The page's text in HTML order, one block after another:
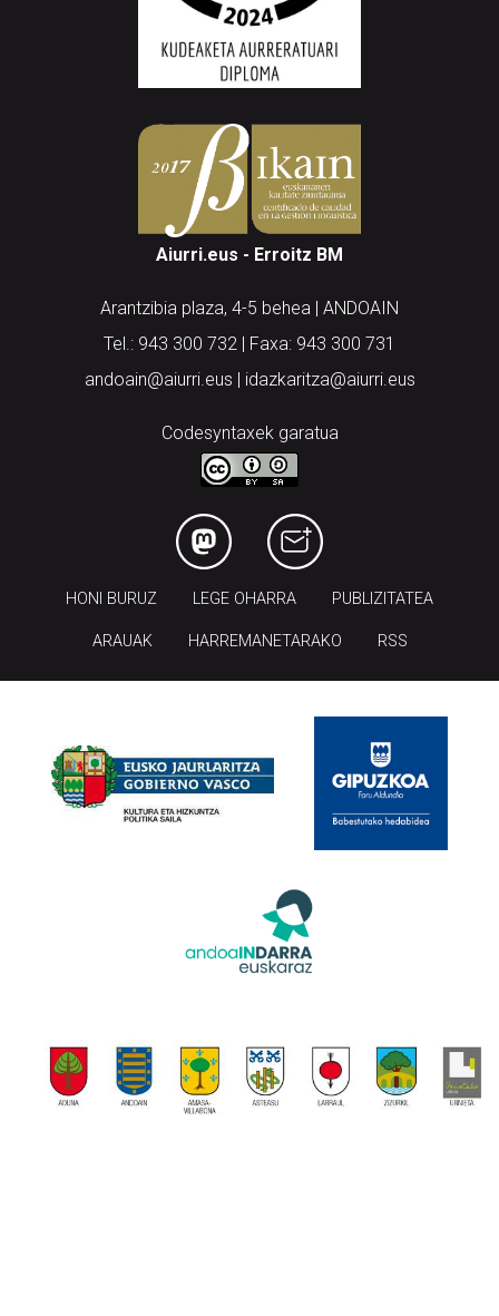
Aiurri.eus - Erroitz BM
Arantzibia plaza, 4-5 behea | ANDOAIN
Tel.: 943 300 732 | Faxa: 943 300 731
andoain@aiurri.eus | idazkaritza@aiurri.eus
Codesyntaxek garatua
HONI BURUZ LEGE OHARRA PUBLIZITATEA
ARAUAK HARREMANETARAKO RSS